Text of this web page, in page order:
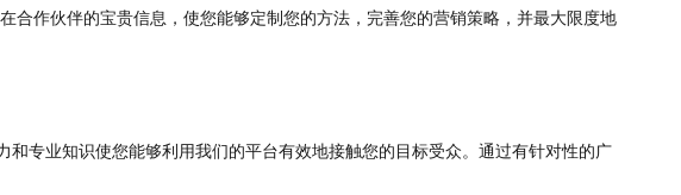
作伙伴的宝贵信息，使您能够定制您的方法，完善您的营销策略，并最大限度地
专业知识使您能够利用我们的平台有效地接触您的目标受众。通过有针对性的广